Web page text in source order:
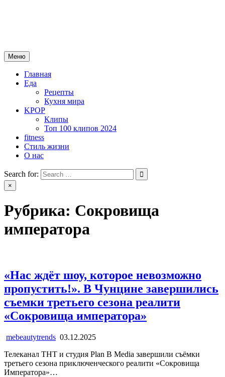
Меню
Главная
Еда
Рецепты
Кухня мира
KPOP
Клипы
Топ 100 клипов 2024
fitness
Стиль жизни
О нас
Search for:
×
Рубрика: Сокровища
императора
«Нас ждёт шоу, которое невозможно
пропустить!». В Чунцине завершились
съемки третьего сезона реалити
«Сокровища императора»
mebeautytrends 03.12.2025
Телеканал ТНТ и студия Plan B Media завершили съёмки
третьего сезона приключенческого реалити «Сокровища
Императора»…